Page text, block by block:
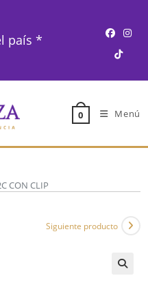
país *
0 Menú
CON CLIP
Siguiente producto